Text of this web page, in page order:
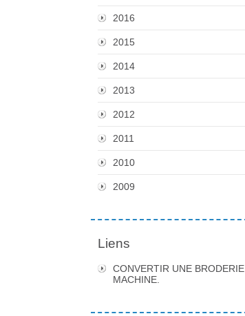
2016
2015
2014
2013
2012
2011
2010
2009
Liens
CONVERTIR UNE BRODERIE
MACHINE.